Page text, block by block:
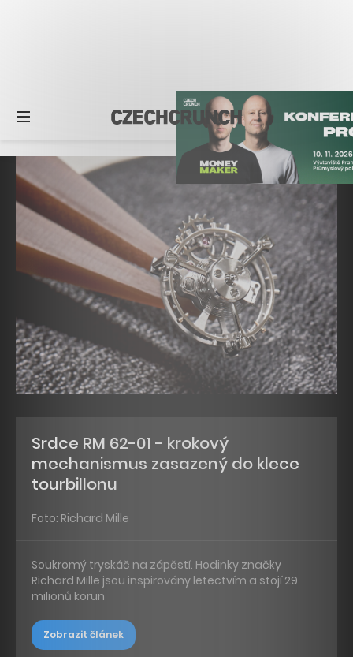
Srdce RM 62-01 - krokový
mechanismus zasazený do klece
tourbillonu
Foto: Richard Mille
Soukromý tryskáč na zápěstí. Hodinky značky
Richard Mille jsou inspirovány letectvím a stojí 29
milionů korun
Zobrazit článek